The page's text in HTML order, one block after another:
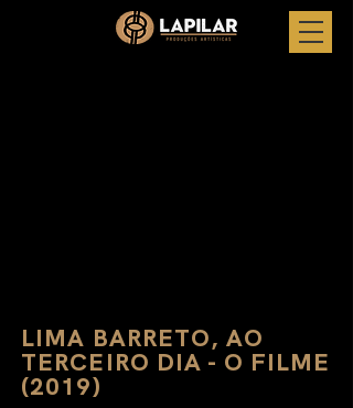
LIMA BARRETO, AO
TERCEIRO DIA - O FILME
(2019)